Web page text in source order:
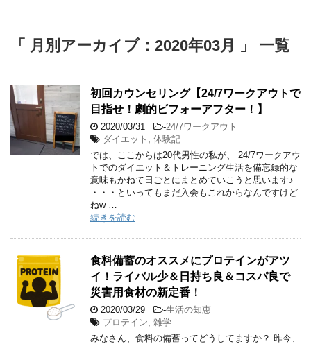
「 月別アーカイブ：2020年03月 」 一覧
初回カウンセリング【24/7ワークアウトで
目指せ！劇的ビフォーアフター！】
2020/03/31 -24/7ワークアウト
ダイエット
体験記
では、ここからは20代男性の私が、 24/7ワークアウ
トでのダイエット＆トレーニング生活を備忘録的な
意味もかねて日ごとにまとめていこうと思います♪
・・・といってもまだ入会もこれからなんですけど
ねw …
続きを読む
食料備蓄のオススメにプロテインがアツ
イ！ライバル少＆日持ち良＆コスパ良で
災害用食材の新定番！
2020/03/29 -生活の知恵
プロテイン 雑学
みなさん、食料の備蓄ってどうしてますか？ 昨今、